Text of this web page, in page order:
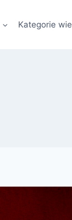
Kategorie